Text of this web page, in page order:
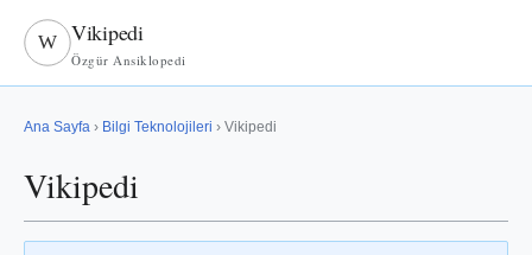
W Vikipedi
Özgür Ansiklopedi
Ana Sayfa › Bilgi Teknolojileri › Vikipedi
Vikipedi